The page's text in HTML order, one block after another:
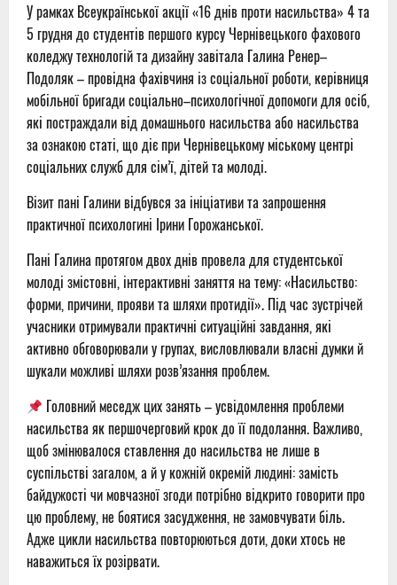
У рамках Всеукраїнської акції «16 днів проти насильства» 4 та
5 грудня до студентів першого курсу Чернівецького фахового
коледжу технологій та дизайну завітала Галина Ренер–
Подоляк – провідна фахівчиня із соціальної роботи, керівниця
мобільної бригади соціально–психологічної допомоги для осіб,
які постраждали від домашнього насильства або насильства
за ознакою статі, що діє при Чернівецькому міському центрі
соціальних служб для сім’ї, дітей та молоді.
Візит пані Галини відбувся за ініціативи та запрошення
практичної психологині Ірини Горожанської.
Пані Галина протягом двох днів провела для студентської
молоді змістовні, інтерактивні заняття на тему: «Насильство:
форми, причини, прояви та шляхи протидії». Під час зустрічей
учасники отримували практичні ситуаційні завдання, які
активно обговорювали у групах, висловлювали власні думки й
шукали можливі шляхи розв’язання проблем.
Головний меседж цих занять – усвідомлення проблеми
насильства як першочерговий крок до її подолання. Важливо,
щоб змінювалося ставлення до насильства не лише в
суспільстві загалом, а й у кожній окремій людині: замість
байдужості чи мовчазної згоди потрібно відкрито говорити про
цю проблему, не боятися засудження, не замовчувати біль.
Адже цикли насильства повторюються доти, доки хтось не
наважиться їх розірвати.